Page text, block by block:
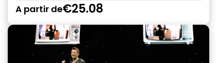
A partir de€25.08